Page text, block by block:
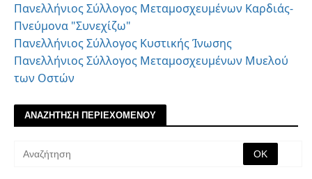
Πανελλήνιος Σύλλογος Μεταμοσχευμένων Καρδιάς-
Πνεύμονα "Συνεχίζω"
Πανελλήνιος Σύλλογος Κυστικής Ίνωσης
Πανελλήνιος Σύλλογος Μεταμοσχευμένων Μυελού
των Οστών
ΑΝΑΖΗΤΗΣΗ ΠΕΡΙΕΧΟΜΕΝΟΥ